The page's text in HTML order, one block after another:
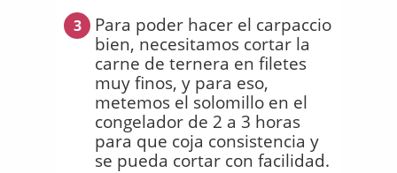
3
Para poder hacer el carpaccio
bien, necesitamos cortar la
carne de ternera en filetes
muy finos, y para eso,
metemos el solomillo en el
congelador de 2 a 3 horas
para que coja consistencia y
se pueda cortar con facilidad.